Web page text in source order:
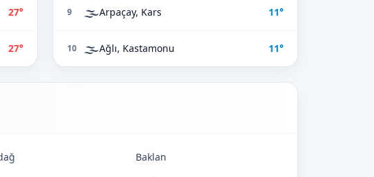
27°
27°
9 🌫️Arpaçay, Kars 11°
10 🌫️Ağlı, Kastamonu 11°
Baklan